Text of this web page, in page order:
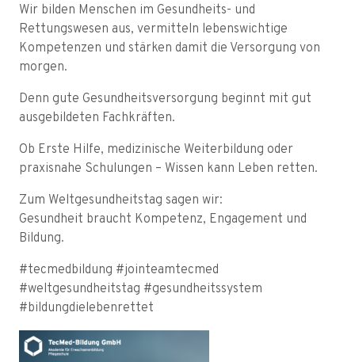
Wir bilden Menschen im Gesundheits- und
Rettungswesen aus, vermitteln lebenswichtige
Kompetenzen und stärken damit die Versorgung von
morgen.
Denn gute Gesundheitsversorgung beginnt mit gut
ausgebildeten Fachkräften.
Ob Erste Hilfe, medizinische Weiterbildung oder
praxisnahe Schulungen – Wissen kann Leben retten.
Zum Weltgesundheitstag sagen wir:
Gesundheit braucht Kompetenz, Engagement und
Bildung.
#tecmedbildung #jointeamtecmed
#weltgesundheitstag #gesundheitssystem
#bildungdielebenrettet